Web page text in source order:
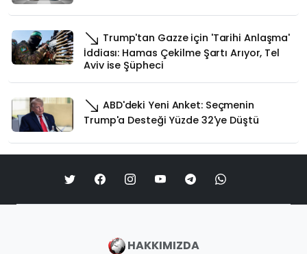
Trump'tan Gazze için 'Tarihi Anlaşma'
İddiası: Hamas Çekilme Şartı Arıyor, Tel
Aviv ise Şüpheci
ABD'deki Yeni Anket: Seçmenin
Trump'a Desteği Yüzde 32'ye Düştü
HAKKIMIZDA